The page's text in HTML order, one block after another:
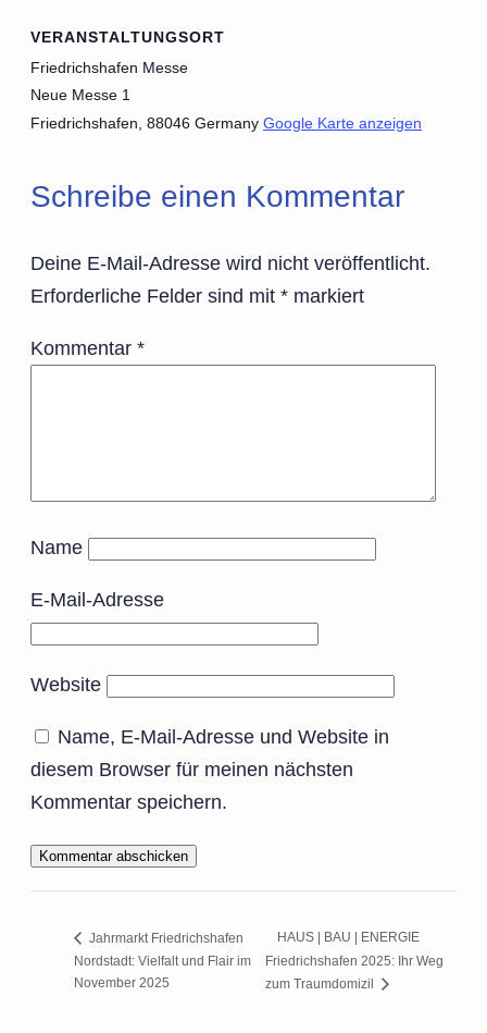
VERANSTALTUNGSORT
Friedrichshafen Messe
Neue Messe 1
Friedrichshafen 88046 Germany Google Karte anzeigen
Schreibe einen Kommentar
Deine E-Mail-Adresse wird nicht veröffentlicht.
Erforderliche Felder sind mit * markiert
Kommentar *
Name
E-Mail-Adresse
Website
Name, E-Mail-Adresse und Website in
diesem Browser für meinen nächsten
Kommentar speichern.
Jahrmarkt Friedrichshafen
Nordstadt: Vielfalt und Flair im
November 2025
HAUS | BAU | ENERGIE
Friedrichshafen 2025: Ihr Weg
zum Traumdomizil